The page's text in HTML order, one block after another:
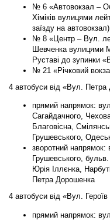
№ 6 «Автовокзал –
Хіміків вулицями
заїзду на автовокзал)
№ 8 «Центр – Вул.
Шевченка вулицями
Руставі до зупинки
№ 21 «Річковий
4 автобуси від «Вул.
прямий напрямок:
Сагайдачного,
Благовісна,
Грушевського,
зворотний
Грушевського,
Юрія Іллєнка,
Петра Дорошенка
4 автобуси від «Вул.
прямий напрямок: